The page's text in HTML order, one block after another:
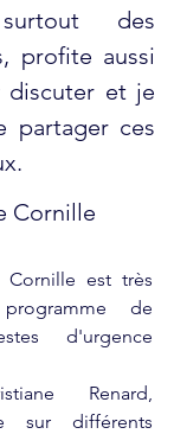
des
profite aussi
discuter et je
partager ces
Cornille
Cornille est très
de
Renard,
sur différents